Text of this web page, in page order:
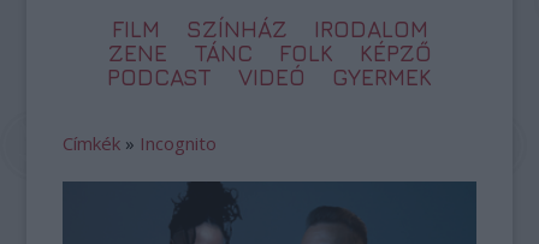
FILM SZÍNHÁZ
IRODALOM
ZENE
TÁNC FOLK
KÉPZŐ
PODCAST
VIDEÓ GYERMEK
Címkék » Incognito